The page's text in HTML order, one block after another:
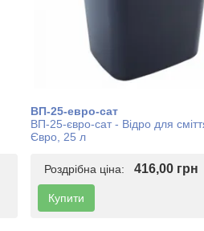
ВП-25-евро-сат
ВП-25-євро-сат - Відро для
Євро, 25 л
Роздрібна ціна: 416,00 грн
Купити